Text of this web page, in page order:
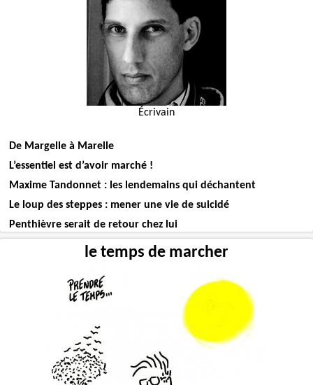
Écrivain
De Margelle à Marelle
L’essentiel est d’avoir marché !
Maxime Tandonnet : les lendemains qui déchantent
Le loup des steppes : mener une vie de suicidé
Penthièvre serait de retour chez lui
le temps de marcher